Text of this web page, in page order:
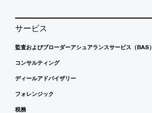
サービス
監査およびブローダーアシュアランスサービス（BAS）
コンサルティング
ディールアドバイザリー
フォレンジック
税務